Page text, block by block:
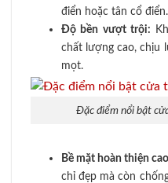
điển hoặc tân cổ điển.
Độ bền vượt trội:
chất lượng cao, chịu
mọt.
Đặc điểm nổi bật
Bề mặt hoàn thiện
chỉ đẹp mà còn